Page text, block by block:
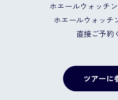
ホエールウォッチ
ホエールウォッチ
直接ご予約
ツアーに